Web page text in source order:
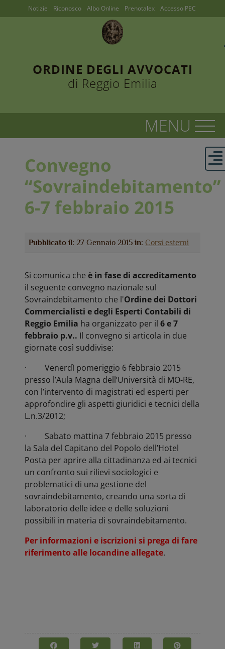
ORDINE DEGLI AVVOCATI
di Reggio Emilia
Notizie Riconosco Albo Online Prenotalex Accesso PEC
Convegno
“Sovraindebitamento”
6-7 febbraio 2015
Pubblicato il: 27 Gennaio 2015in: Corsi esterni
Si comunica cheè in fase di accreditamento
il seguente convegno nazionale sul
Sovraindebitamento che l'Ordine dei Dottori
Commercialisti e degli Esperti Contabili di
Reggio Emilia ha organizzato per il6 e 7
febbraio p.v.. Il convegno si articola in due
giornate così suddivise:
· Venerdì pomeriggio 6 febbraio 2015
presso l’Aula Magna dell’Università di MO-RE,
con l’intervento di magistrati ed esperti per
approfondire gli aspetti giuridici e tecnici della
L.n.3/2012;
· Sabato mattina 7 febbraio 2015 presso
la Sala del Capitano del Popolo dell’Hotel
Posta per aprire alla cittadinanza ed ai tecnici
un confronto sui rilievi sociologici e
problematici di una gestione del
sovraindebitamento, creando una sorta di
laboratorio delle idee e delle soluzioni
possibili in materia di sovraindebitamento.
Per informazioni e iscrizioni si prega di fare
riferimento alle locandine allegate.